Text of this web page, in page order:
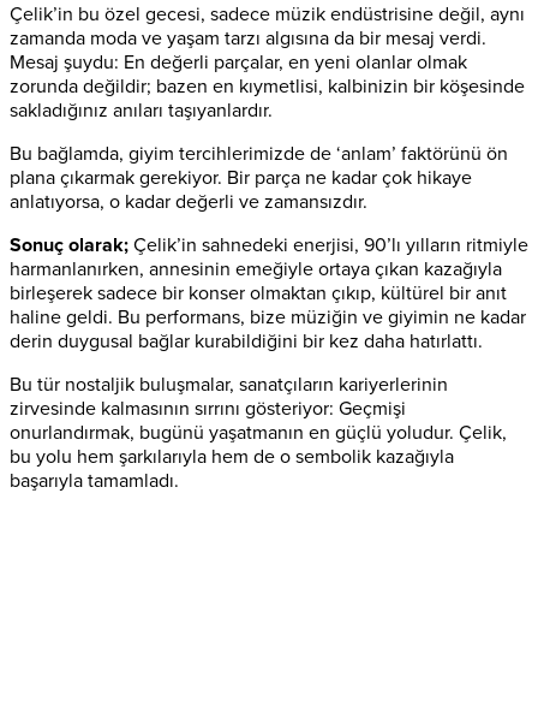
Çelik’in bu özel gecesi, sadece müzik endüstrisine değil, aynı
zamanda moda ve yaşam tarzı algısına da bir mesaj verdi.
Mesaj şuydu: En değerli parçalar, en yeni olanlar olmak
zorunda değildir; bazen en kıymetlisi, kalbinizin bir köşesinde
sakladığınız anıları taşıyanlardır.
Bu bağlamda, giyim tercihlerimizde de ‘anlam’ faktörünü ön
plana çıkarmak gerekiyor. Bir parça ne kadar çok hikaye
anlatıyorsa, o kadar değerli ve zamansızdır.
Sonuç olarak; Çelik’in sahnedeki enerjisi, 90’lı yılların ritmiyle
harmanlanırken, annesinin emeğiyle ortaya çıkan kazağıyla
birleşerek sadece bir konser olmaktan çıkıp, kültürel bir anıt
haline geldi. Bu performans, bize müziğin ve giyimin ne kadar
derin duygusal bağlar kurabildiğini bir kez daha hatırlattı.
Bu tür nostaljik buluşmalar, sanatçıların kariyerlerinin
zirvesinde kalmasının sırrını gösteriyor: Geçmişi
onurlandırmak, bugünü yaşatmanın en güçlü yoludur. Çelik,
bu yolu hem şarkılarıyla hem de o sembolik kazağıyla
başarıyla tamamladı.